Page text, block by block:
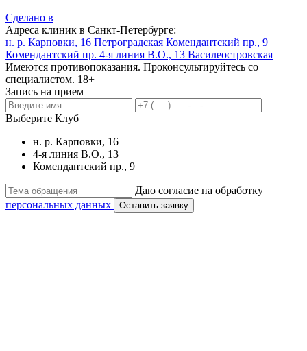
Сделано в
Адреса клиник в Санкт-Петербурге:
н. р. Карповки, 16 Петроградская Комендантский пр., 9
Комендантский пр. 4-я линия В.О., 13 Василеостровская
Имеются противопоказания. Проконсультируйтесь со
специалистом. 18+
Запись на прием
Выберите Клуб
н. р. Карповки, 16
4-я линия В.О., 13
Комендантский пр., 9
Даю согласие на обработку
персональных данных